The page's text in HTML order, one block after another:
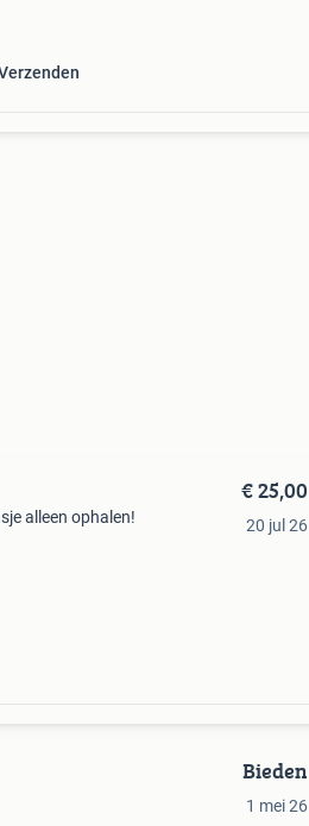
alleen ophalen!
€ 25,00
20 jul 26
Bieden
1 mei 26